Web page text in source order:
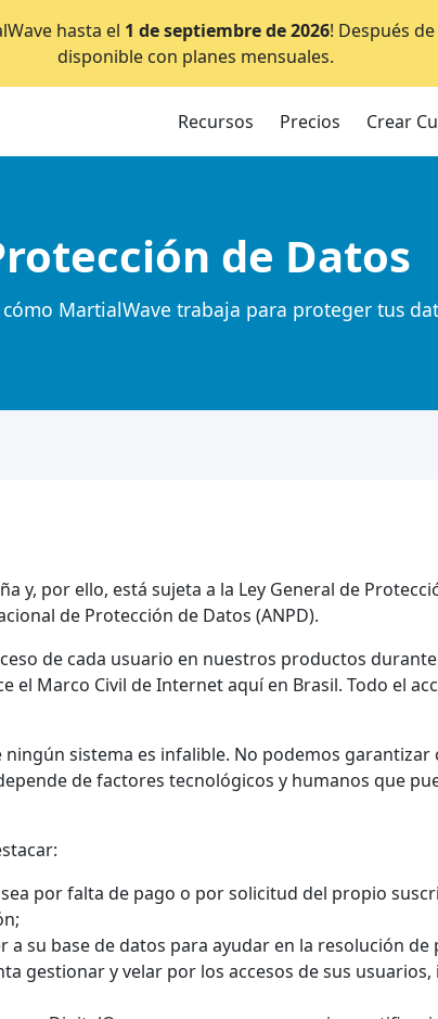
hasta el 1 de septiembre de 2026! Después
disponible con planes mensuales.
Recursos Precios Crear
de Datos
cómo MartialWave trabaja para proteger tus
y, por ello, está sujeta a la Ley General de
de Protección de Datos (ANPD).
de cada usuario en nuestros productos
el Marco Civil de Internet aquí en Brasil. Todo el
sistema es infalible. No podemos garantizar
de factores tecnológicos y humanos que
por falta de pago o por solicitud del propio
a su base de datos para ayudar en la resolución
gestionar y velar por los accesos de sus usuarios,